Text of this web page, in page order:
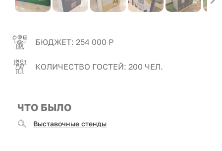
БЮДЖЕТ: 254 000 Р
КОЛИЧЕСТВО ГОСТЕЙ: 200 ЧЕЛ.
ЧТО БЫЛО
Выставочные стенды